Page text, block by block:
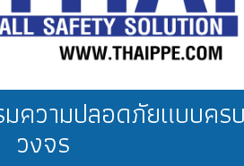
ความปลอดภัยแบบคร
วงจร